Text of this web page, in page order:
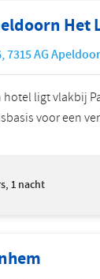
Het
,7315 AG
ligt vlakbij
voor een
1 nacht